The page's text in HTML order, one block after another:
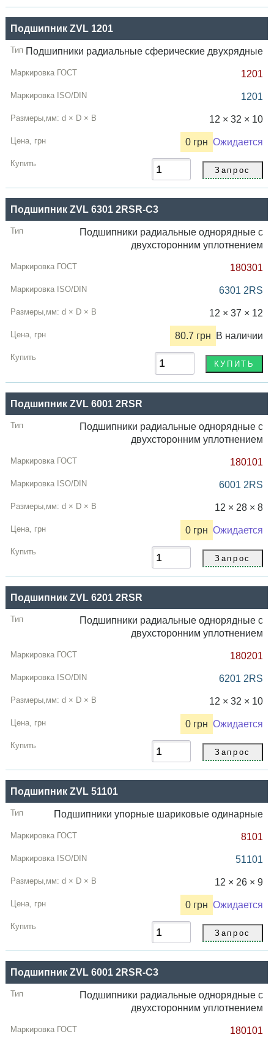
Подшипник ZVL 1201
Подшипники радиальные сферические двухрядные
1201
1201
12 × 32 × 10
0 грн Ожидается
Подшипник ZVL 6301 2RSR-C3
Подшипники радиальные однорядные с
двухсторонним уплотнением
180301
6301 2RS
12 × 37 × 12
80.7 грн В наличии
Подшипник ZVL 6001 2RSR
Подшипники радиальные однорядные с
двухсторонним уплотнением
180101
6001 2RS
12 × 28 × 8
0 грн Ожидается
Подшипник ZVL 6201 2RSR
Подшипники радиальные однорядные с
двухсторонним уплотнением
180201
6201 2RS
12 × 32 × 10
0 грн Ожидается
Подшипник ZVL 51101
Подшипники упорные шариковые одинарные
8101
51101
12 × 26 × 9
0 грн Ожидается
Подшипник ZVL 6001 2RSR-C3
Подшипники радиальные однорядные с
двухсторонним уплотнением
180101